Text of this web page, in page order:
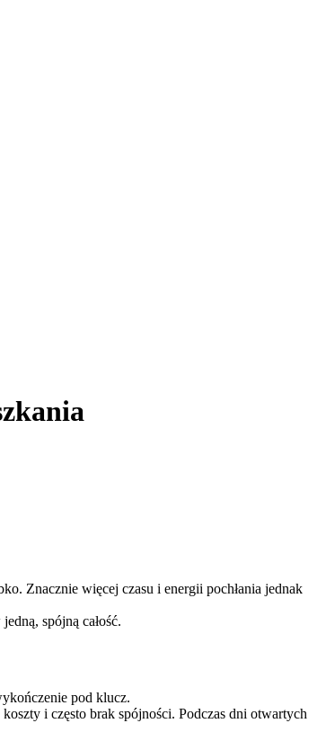
Znacznie więcej czasu i energii pochłania jednak
spójną całość.
pod klucz.
i często brak spójności. Podczas dni otwartych